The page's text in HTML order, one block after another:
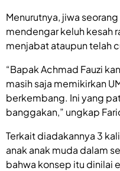
Menurutnya, jiwa
mendengar keluh kesah
menjabat ataupun telah
“Bapak Achmad Fauzi
masih saja memikirkan
berkembang. Ini yang
banggakan,” ungkap
Terkait diadakannya 3
anak anak muda dalam
bahwa konsep itu dinilai